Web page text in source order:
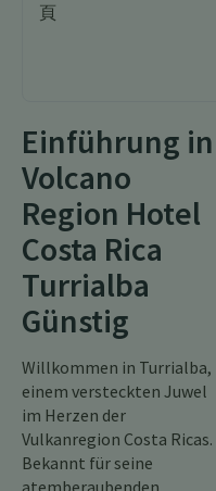
頁
Einführung in
Volcano
Region Hotel
Costa Rica
Turrialba
Günstig
Willkommen in Turrialba,
einem versteckten Juwel
im Herzen der
Vulkanregion Costa Ricas.
Bekannt für seine
atemberaubenden